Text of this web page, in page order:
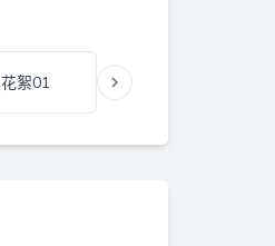
花絮01
主题曲《职业替